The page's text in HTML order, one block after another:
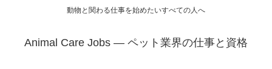
動物と関わる仕事を始めたいすべての人へ
Animal Care Jobs — ペット業界の仕事と資格